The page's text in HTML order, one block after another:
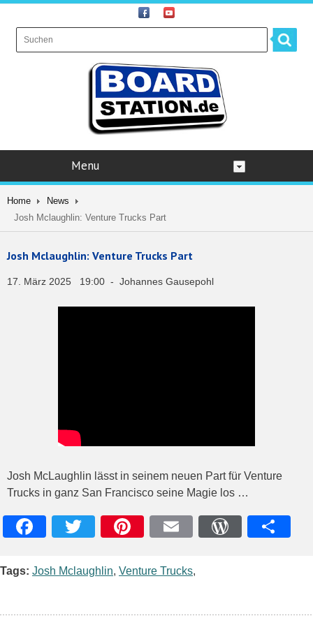
Menu
Home
News
Josh Mclaughlin: Venture Trucks Part
Josh Mclaughlin: Venture Trucks Part
17. März 2025 19:00 - Johannes Gausepohl
Josh McLaughlin lässt in seinem neuen Part für Venture
Trucks in ganz San Francisco seine Magie los …
Tags: Josh Mclaughlin, Venture Trucks,